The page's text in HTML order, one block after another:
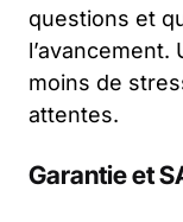
questions et
l’avancement.
moins de
attentes.
Garantie et